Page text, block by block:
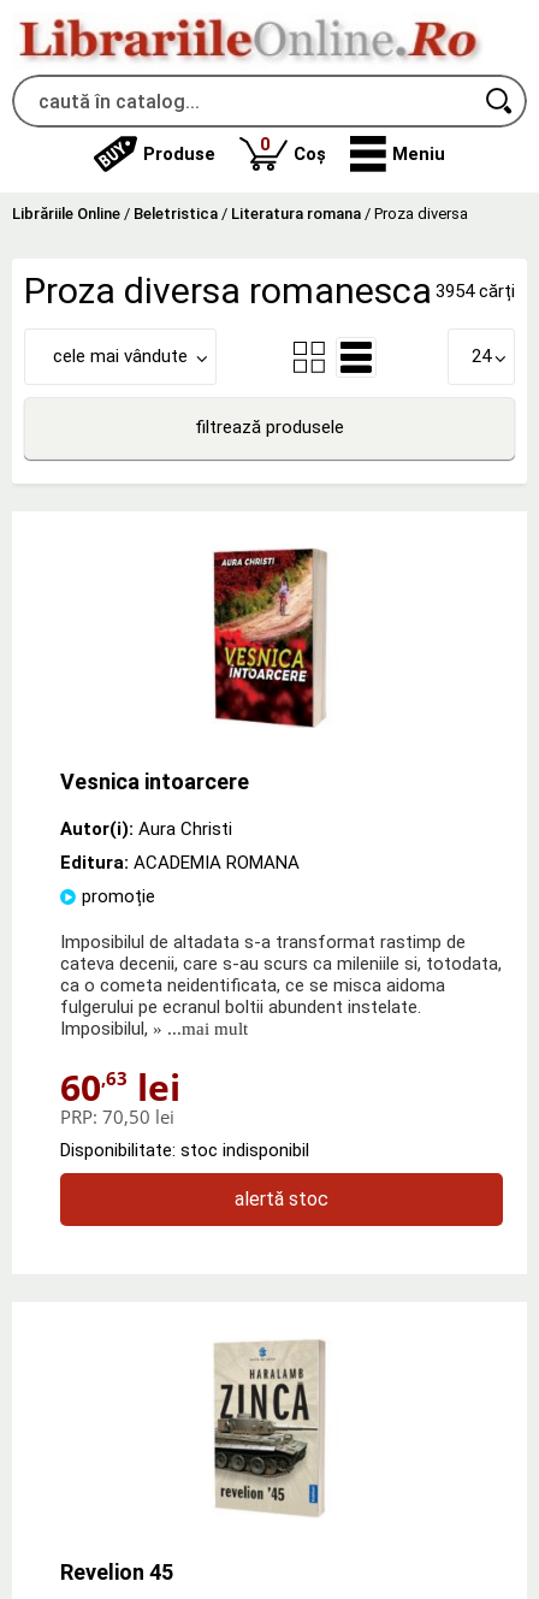
Produse 0produse
Coș Meniu
Librăriile Online / Beletristica / Literatura romana / Proza diversa
Proza diversa romanesca 3954 cărți
cele mai vândute 24
filtrează produsele
Vesnica intoarcere
Autor(i): Aura Christi
Editura: ACADEMIA ROMANA
promoție
Imposibilul de altadata s-a transformat rastimp de
cateva decenii, care s-au scurs ca mileniile si, totodata,
ca o cometa neidentificata, ce se misca aidoma
fulgerului pe ecranul boltii abundent instelate.
Imposibilul, » ...mai mult
60,63 lei
PRP: 70,50 lei
Disponibilitate: stoc indisponibil
alertă stoc
Revelion 45